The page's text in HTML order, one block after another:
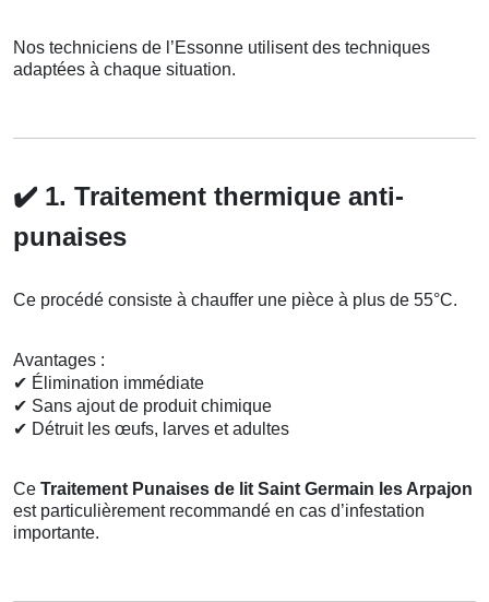
Nos techniciens de l’Essonne utilisent des techniques
adaptées à chaque situation.
✔️ 1. Traitement thermique anti-
punaises
Ce procédé consiste à chauffer une pièce à plus de 55°C.
Avantages :
✔ Élimination immédiate
✔ Sans ajout de produit chimique
✔ Détruit les œufs, larves et adultes
Ce Traitement Punaises de lit Saint Germain les Arpajon
est particulièrement recommandé en cas d’infestation
importante.